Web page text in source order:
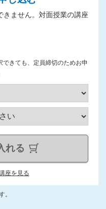
きません。対面授業の講座
きても、定員締切のためお申
れる
座を見る
。